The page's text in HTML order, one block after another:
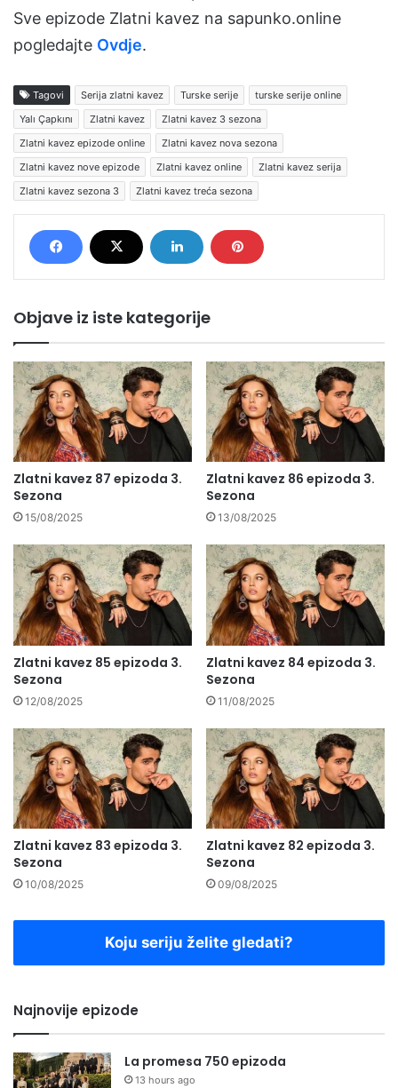
Sve epizode Zlatni kavez na sapunko.online
pogledajte Ovdje.
Tagovi Serija zlatni kavez Turske serije
turske serije online
Yalı Çapkını
Zlatni kavez
Zlatni kavez 3 sezona
Zlatni kavez epizode online
Zlatni kavez nova sezona
Zlatni kavez nove epizode
Zlatni kavez online
Zlatni kavez serija
Zlatni kavez sezona 3
Zlatni kavez treća sezona
Objave iz iste kategorije
Zlatni kavez 87 epizoda 3.
Sezona
15/08/2025
Zlatni kavez 86 epizoda 3.
Sezona
13/08/2025
Zlatni kavez 85 epizoda 3.
Sezona
12/08/2025
Zlatni kavez 84 epizoda 3.
Sezona
11/08/2025
Zlatni kavez 83 epizoda 3.
Sezona
10/08/2025
Zlatni kavez 82 epizoda 3.
Sezona
09/08/2025
Koju seriju želite gledati?
Najnovije epizode
La promesa 750 epizoda
13 hours ago